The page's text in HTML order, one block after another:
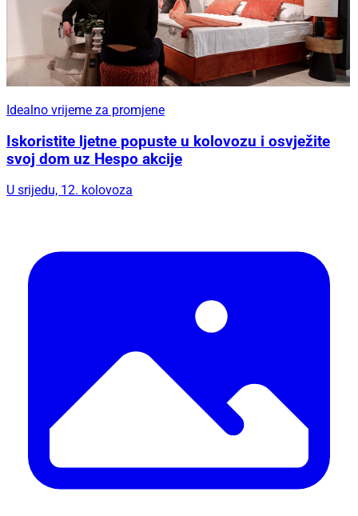
Idealno vrijeme za promjene
Iskoristite ljetne popuste u kolovozu i osvježite
svoj dom uz Hespo akcije
U srijedu, 12. kolovoza